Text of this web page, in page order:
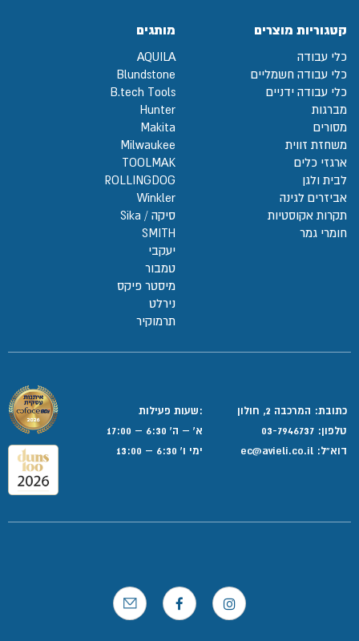
קטגוריות מוצרים
כלי עבודה
כלי עבודה חשמליים
כלי עבודה ידניים
מברגות
מסורים
משחזת זווית
ארגזי כלים
לבית ולגן
אביזרים לגינה
תקרות אקוסטיות
חומרי גמר
מותגים
AQUILA
Blundstone
B.tech Tools
Hunter
Makita
Milwaukee
TOOLMAK
ROLLINGDOG
Winkler
סיקה / Sika
SMITH
יעקבי
טמבור
מיסטר פיקס
נירלט
תרמוקיר
כתובת: המרכבה 2, חולון
טלפון: 03-7946737
דוא”ל:
:שעות פעילות
א' – ה' 6:30 – 17:00
ימי ו' 6:30 – 13:00